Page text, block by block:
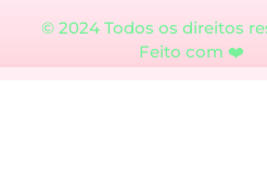
© 2024 Todos os direitos
Feito com ❤️